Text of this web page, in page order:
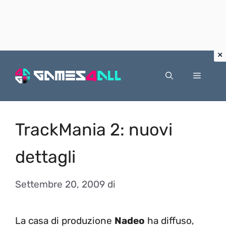
Menu
TrackMania 2: nuovi
dettagli
Settembre 20, 2009 di
La casa di produzione Nadeo ha diffuso,